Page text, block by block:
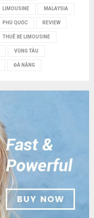
LIMOUSINE MALAYSIA
PHÚ QUỐC REVIEW
THUÊ XE LIMOUSINE
VŨNG TÀU
ĐÀ NẴNG